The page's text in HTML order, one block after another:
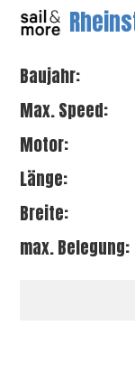
Baujahr:
Max. Speed:
Motor:
Länge:
Breite:
max. Belegung: